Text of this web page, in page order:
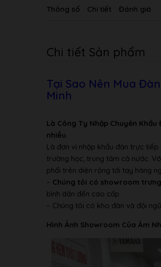
Thông số Chi tiết Đánh giá
Chi tiết Sản phẩm
Tại Sao Nên Mua
Minh
Là Công Ty Nhập Chuyên
nhiều.
Là đơn vị nhập khẩu đàn trực
trường học, trung tâm cả nước.
phối trên diện rộng tới tay hàng
– Chúng tôi có showroom
bình dân đến cao cấp.
– Chúng tôi có kho đàn và đội
Hình Ảnh Showroom Của Âm